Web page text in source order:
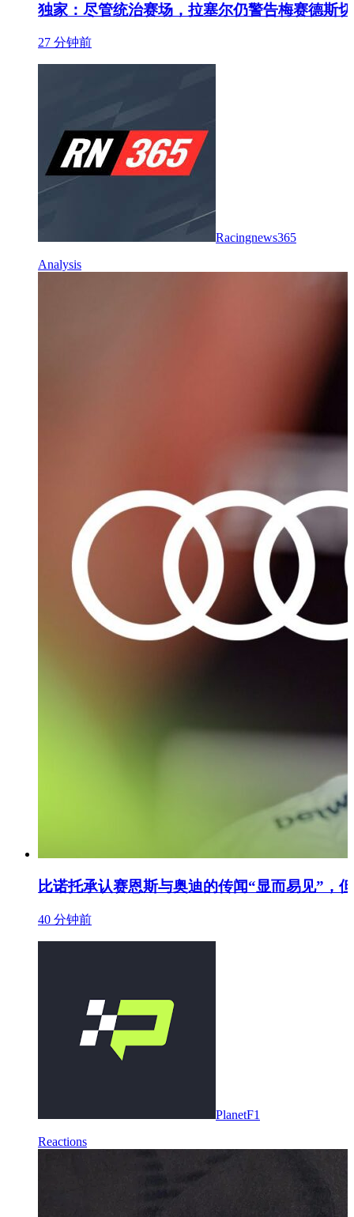
独家：尽管统治赛场，拉塞尔仍警告梅赛德斯
27 分钟前
Racingnews365
Analysis
比诺托承认赛恩斯与奥迪的传闻“显而易见”，
40 分钟前
PlanetF1
Reactions